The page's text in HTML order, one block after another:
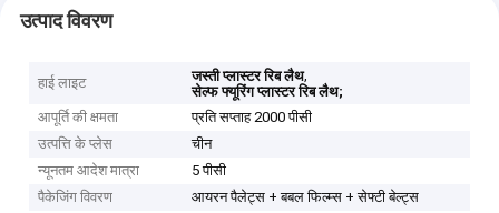
उत्पाद विवरण
हाई लाइट जस्ती प्लास्टर रिब लैथ,
सेल्फ फ्यूरिंग प्लास्टर रिब लैथ;
आपूर्ति की क्षमता
प्रति सप्ताह 2000 पीसी
उत्पत्ति के प्लेस
चीन
न्यूनतम आदेश मात्रा
5 पीसी
पैकेजिंग विवरण
आयरन पैलेट्स + बबल फिल्म्स + सेफ्टी बेल्ट्स